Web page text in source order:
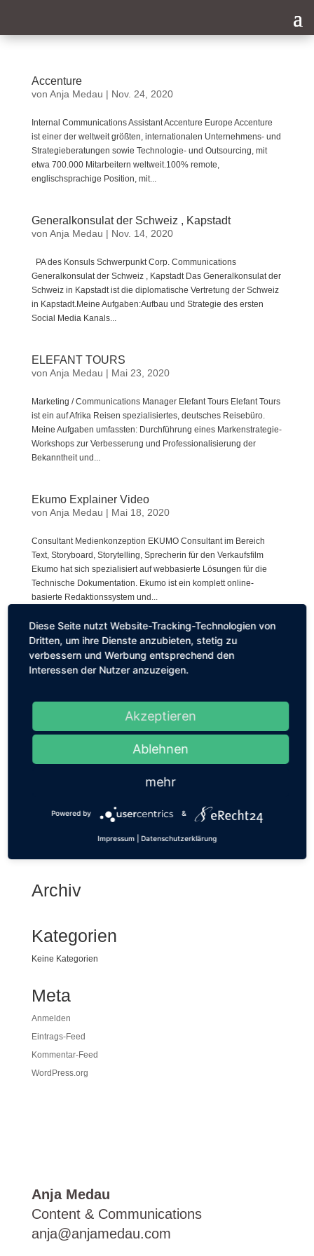
Accenture
von Anja Medau | Nov. 24, 2020
Internal Communications Assistant Accenture Europe Accenture
ist einer der weltweit größten, internationalen Unternehmens- und
Strategieberatungen sowie Technologie- und Outsourcing, mit
etwa 700.000 Mitarbeitern weltweit.100% remote,
englischsprachige Position, mit...
Generalkonsulat der Schweiz , Kapstadt
von Anja Medau | Nov. 14, 2020
PA des Konsuls Schwerpunkt Corp. Communications
Generalkonsulat der Schweiz , Kapstadt Das Generalkonsulat der
Schweiz in Kapstadt ist die diplomatische Vertretung der Schweiz
in Kapstadt.Meine Aufgaben:Aufbau und Strategie des ersten
Social Media Kanals...
ELEFANT TOURS
von Anja Medau | Mai 23, 2020
Marketing / Communications Manager Elefant Tours Elefant Tours
ist ein auf Afrika Reisen spezialisiertes, deutsches Reisebüro.
Meine Aufgaben umfassten: Durchführung eines Markenstrategie-
Workshops zur Verbesserung und Professionalisierung der
Bekanntheit und...
Ekumo Explainer Video
von Anja Medau | Mai 18, 2020
Consultant Medienkonzeption EKUMO Consultant im Bereich
Text, Storyboard, Storytelling, Sprecherin für den Verkaufsfilm
Ekumo hat sich spezialisiert auf webbasierte Lösungen für die
Technische Dokumentation. Ekumo ist ein komplett online-
basierte Redaktionssystem und...
PUBLICIS Berlin
vonAnja Medau |Mai 17, 2020
Planung der Unternehmens-PR: Konzeption und Umsetzung für
Produkt-PR, Personality-PR und Agentur-PR, laufendes aktuelles
Themen-Management inkl. Pressemeldungen,...
Neueste Kommentare
Archiv
Kategorien
Keine Kategorien
Meta
Anmelden
Eintrags-Feed
Kommentar-Feed
WordPress.org
Anja Medau
Content & Communications
anja@anjamedau.com
Diese Seite nutzt Website-Tracking-Technologien von
Dritten, um ihre Dienste anzubieten, stetig zu
verbessern und Werbung entsprechend den
Interessen der Nutzer anzuzeigen.
Akzeptieren
Ablehnen
mehr
Powered by &
Impressum Datenschutzerklärung